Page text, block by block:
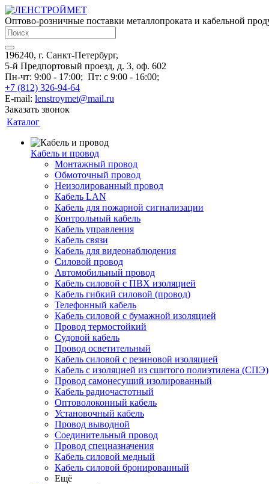
Оптово-розничные поставки металлопроката и кабельной
196240, г. Санкт-Петербург,
5-й Предпортовый проезд, д. 3, оф. 602
Пн-чт: 9:00 - 17:00; Пт: с 9:00 - 16:00;
+7 (812) 326-94-64
E-mail: lenstroymet@mail.ru
Заказать звонок
Каталог
Кабель и провод
Монтажный провод
Обмоточный провод
Неизолированный провод
Кабель LAN
Кабель для пожарной сигнализации
Контрольный кабель
Кабель управления
Кабель связи
Кабель для видеонаблюдения
Силовой провод
Автомобильный провод
Кабель силовой с ПВХ изоляцией
Кабель гибкий силовой (провод)
Телефонный кабель
Кабель силовой с бумажной изоляцией
Провод термостойкий
Судовой кабель
Провод осветительный
Кабель силовой с резиновой изоляцией
Кабель с изоляцией из сшитого полиэтилена (СПЭ)
Провод самонесущий изолированный
Кабель радиочастотный
Оптоволоконный кабель
Установочный кабель
Провод выводной
Соединительный провод
Провод спецназначения
Кабель силовой медный
Кабель силовой бронированный
Ещё